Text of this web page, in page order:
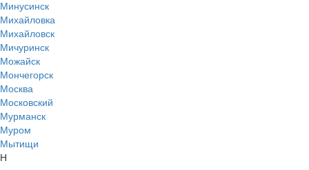
Минусинск
Михайловка
Михайловск
Мичуринск
Можайск
Мончегорск
Москва
Московский
Мурманск
Муром
Мытищи
Н